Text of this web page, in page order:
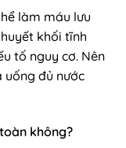
làm máu lưu
khối tĩnh
tố nguy cơ. Nên
uống đủ nước
không?